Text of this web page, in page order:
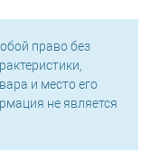
право без
и место его
не является